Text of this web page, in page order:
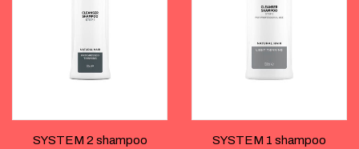
SYSTEM 2 shampoo
SYSTEM 1 shampoo